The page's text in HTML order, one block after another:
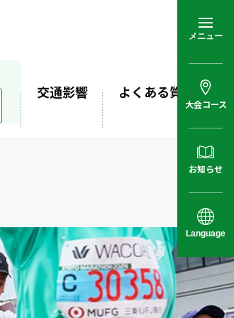
交通影響 よくある質問
メニュー
大会コース
お知らせ
Language